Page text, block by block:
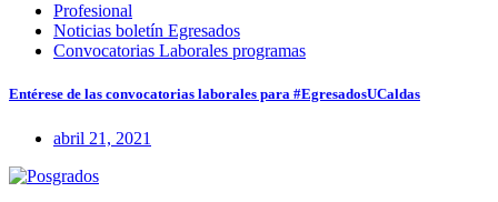
Profesional
Noticias boletín Egresados
Convocatorias Laborales programas
Entérese de las convocatorias laborales para #EgresadosUCaldas
abril 21, 2021